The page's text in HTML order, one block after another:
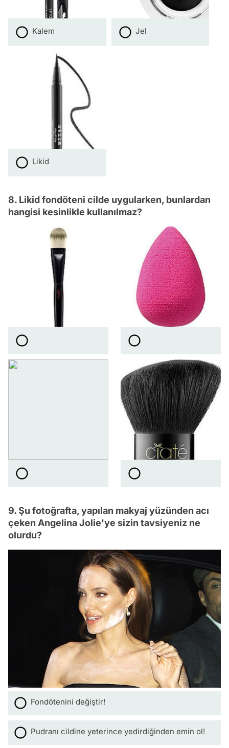
Kalem Jel
Likid
8. Likid fondöteni cilde uygularken, bunlardan
hangisi kesinlikle kullanılmaz?
9. Şu fotoğrafta, yapılan makyaj yüzünden acı
çeken Angelina Jolie'ye sizin tavsiyeniz ne
olurdu?
Fondötenini değiştir!
Pudranı cildine yeterince yedirdiğinden emin ol!